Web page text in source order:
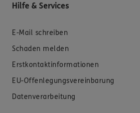
Hilfe & Services
E-Mail schreiben
Schaden melden
Erstkontaktinformationen
EU-Offenlegungsvereinbarung
Datenverarbeitung